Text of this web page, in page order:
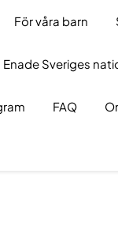
För våra barn
Sveriges
FAQ